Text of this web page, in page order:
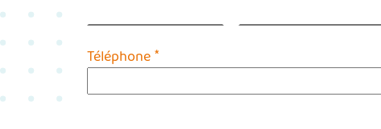
Téléphone*